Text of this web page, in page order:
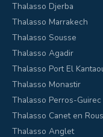
Thalasso Djerba
Thalasso Marrakech
Thalasso Sousse
Thalasso Agadir
Thalasso Port El
Thalasso Monastir
Thalasso Perros-Guirec
Thalasso Canet en
Thalasso Anglet